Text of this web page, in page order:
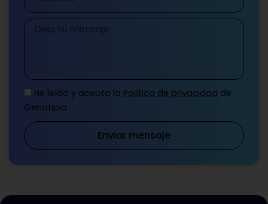
Mensaje
He leído y acepto la Política de privacidad de
Genotipia
Enviar mensaje